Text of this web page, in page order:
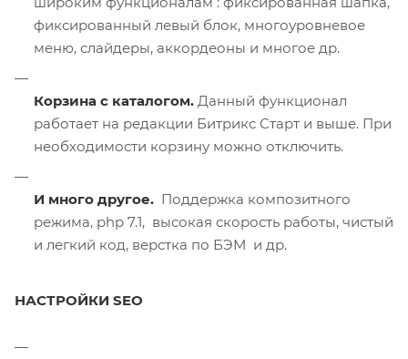
фиксированный левый блок, многоуровневое
меню, слайдеры, аккордеоны и многое др.
Корзина с каталогом. Данный функционал
работает на редакции Битрикс Старт и выше. При
необходимости корзину можно отключить.
И много другое. Поддержка композитного
режима, php 7.1, высокая скорость работы, чистый
и легкий код, верстка по БЭМ и др.
НАСТРОЙКИ SEO